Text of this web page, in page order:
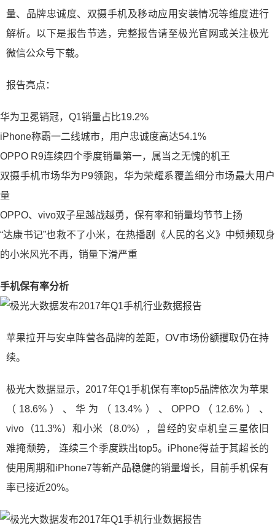
量、品牌忠诚度、双摄手机及移动应用安装情况等维度进行
解析。以下是报告节选，完整报告请至极光官网或关注极光
微信公众号下载。
报告亮点：
华为卫冕销冠，Q1销量占比19.2%
iPhone称霸一二线城市，用户忠诚度高达54.1%
OPPO R9连续四个季度销量第一，属当之无愧的机王
双摄手机市场华为P9领跑，华为荣耀系覆盖细分市场最大用户
量
OPPO、vivo双子星越战越勇，保有率和销量均节节上扬
“达康书记”也救不了小米，在热播剧《人民的名义》中频频现身
的小米风光不再，销量下滑严重
手机保有率分析
苹果拉开与安卓阵营各品牌的差距，OV市场份额攫取仍在持
续。
极光大数据显示，2017年Q1手机保有率top5品牌依次为苹果
（18.6%）、华为（13.4%）、OPPO（12.6%）、
vivo（11.3%）和小米（8.0%），曾经的安卓机皇三星依旧
难掩颓势， 连续三个季度跌出top5。iPhone得益于其超长的
使用周期和iPhone7等新产品稳健的销量增长，目前手机保有
率已接近20%。